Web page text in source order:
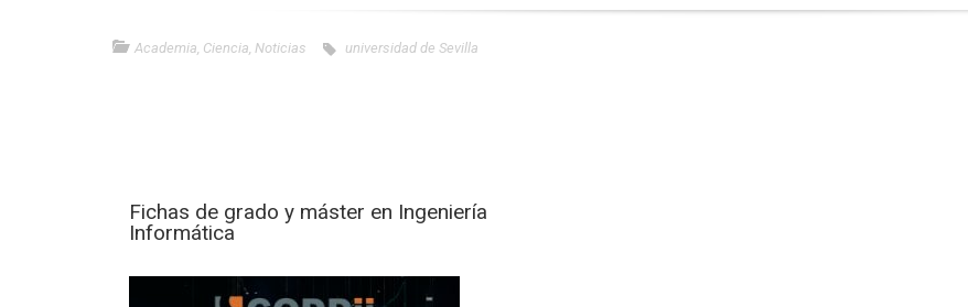
Academia, Ciencia, Noticias universidad de Sevilla
Fichas de grado y máster en Ingeniería
Informática